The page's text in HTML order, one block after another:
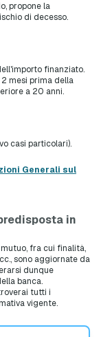
propone la
di decesso.
finanziato.
mesi prima della
a 20 anni.
casi particolari).
Generali sul
in
fra cui finalità,
sono aggiornate da
dunque
banca.
tutti i
vigente.